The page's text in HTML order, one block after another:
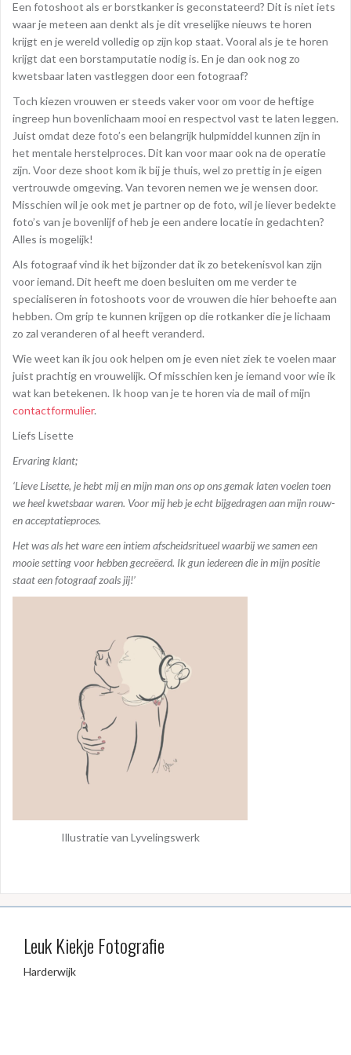
Een fotoshoot als er borstkanker is geconstateerd? Dit is niet iets
waar je meteen aan denkt als je dit vreselijke nieuws te horen
krijgt en je wereld volledig op zijn kop staat. Vooral als je te horen
krijgt dat een borstamputatie nodig is. En je dan ook nog zo
kwetsbaar laten vastleggen door een fotograaf?
Toch kiezen vrouwen er steeds vaker voor om voor de heftige
ingreep hun bovenlichaam mooi en respectvol vast te laten leggen.
Juist omdat deze foto’s een belangrijk hulpmiddel kunnen zijn in
het mentale herstelproces. Dit kan voor maar ook na de operatie
zijn. Voor deze shoot kom ik bij je thuis, wel zo prettig in je eigen
vertrouwde omgeving. Van tevoren nemen we je wensen door.
Misschien wil je ook met je partner op de foto, wil je liever bedekte
foto’s van je bovenlijf of heb je een andere locatie in gedachten?
Alles is mogelijk!
Als fotograaf vind ik het bijzonder dat ik zo betekenisvol kan zijn
voor iemand. Dit heeft me doen besluiten om me verder te
specialiseren in fotoshoots voor de vrouwen die hier behoefte aan
hebben. Om grip te kunnen krijgen op die rotkanker die je lichaam
zo zal veranderen of al heeft veranderd.
Wie weet kan ik jou ook helpen om je even niet ziek te voelen maar
juist prachtig en vrouwelijk. Of misschien ken je iemand voor wie ik
wat kan betekenen. Ik hoop van je te horen via de mail of mijn
contactformulier.
Liefs Lisette
Ervaring klant;
‘Lieve Lisette, je hebt mij en mijn man ons op ons gemak laten voelen toen
we heel kwetsbaar waren. Voor mij heb je echt bijgedragen aan mijn rouw-
en acceptatieproces.
Het was als het ware een intiem afscheidsritueel waarbij we samen een
mooie setting voor hebben gecreëerd. Ik gun iedereen die in mijn positie
staat een fotograaf zoals jij!’
Illustratie van Lyvelingswerk
Leuk Kiekje Fotografie
Harderwijk